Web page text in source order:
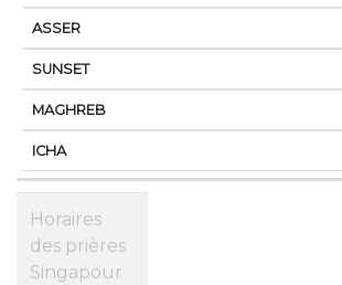
Horaires
des prières
Singapour